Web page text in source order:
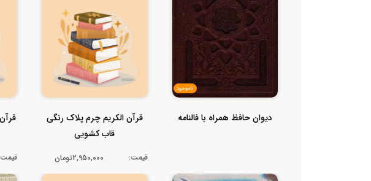
ناموجود
دیوان حافظ همراه با فالنامه
قرآن الکریم چرم پلاک رنگی
قاب کشویی
قیمت: 2,950,000تومان